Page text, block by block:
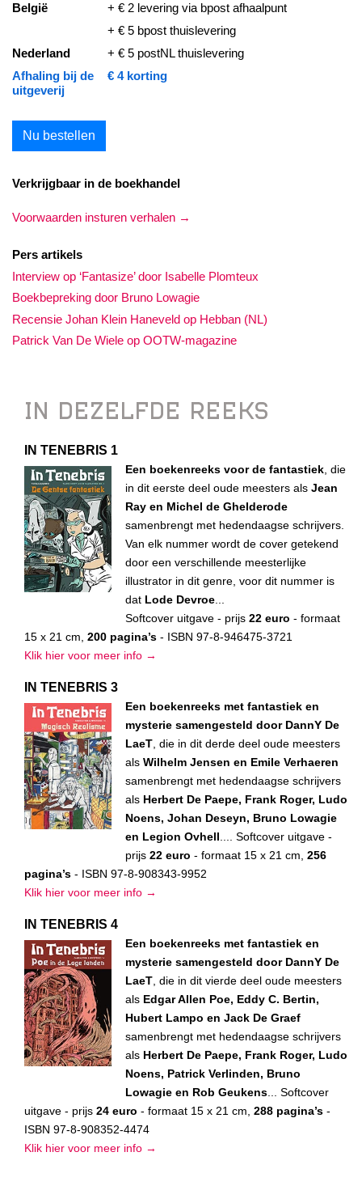
België
+ € 2 levering via bpost afhaalpunt
+ € 5 bpost thuislevering
Nederland
+ € 5 postNL thuislevering
Afhaling bij de
uitgeverij
€ 4 korting
Nu bestellen
Verkrijgbaar in de boekhandel
Voorwaarden insturen verhalen →
Pers artikels
Interview op ‘Fantasize’ door Isabelle Plomteux
Boekbepreking door Bruno Lowagie
Recensie Johan Klein Haneveld op Hebban (NL)
Patrick Van De Wiele op OOTW-magazine
IN DEZELFDE REEKS
IN TENEBRIS 1
Een boekenreeks voor de fantastiek , die
in dit eerste deel oude meesters als Jean
Ray en Michel de Ghelderode
samenbrengt met hedendaagse schrijvers.
Van elk nummer wordt de cover getekend
door een verschillende meesterlijke
illustrator in dit genre, voor dit nummer is
dat Lode Devroe
Softcover uitgave - prijs 22 euro - formaat
15 x 21 cm, 200 pagina’s - ISBN 97-8-946475-3721
Klik hier voor meer info →
IN TENEBRIS 3
Een boekenreeks met fantastiek en
mysterie samengesteld door DannY De
LaeT , die in dit derde deel oude meesters
als Wilhelm Jensen en Emile Verhaeren
samenbrengt met hedendaagse schrijvers
als Herbert De Paepe, Frank Roger, Ludo
Noens, Johan Deseyn, Bruno Lowagie
en Legion Ovhell .... Softcover uitgave -
prijs 22 euro - formaat 15 x 21 cm, 256
pagina’s - ISBN 97-8-908343-9952
Klik hier voor meer info →
IN TENEBRIS 4
Een boekenreeks met fantastiek en
mysterie samengesteld door DannY De
LaeT , die in dit vierde deel oude meesters
als Edgar Allen Poe, Eddy C. Bertin,
Hubert Lampo en Jack De Graef
samenbrengt met hedendaagse schrijvers
als Herbert De Paepe, Frank Roger, Ludo
Noens, Patrick Verlinden, Bruno
Lowagie en Rob Geukens ... Softcover
uitgave - prijs 24 euro - formaat 15 x 21 cm, 288 pagina’s -
ISBN 97-8-908352-4474
Klik hier voor meer info →